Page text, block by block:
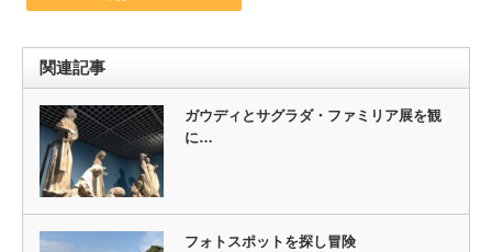
関連記事
ガウディとサグラダ・ファミリア展を観
に…
フォトスポットを探し冒険